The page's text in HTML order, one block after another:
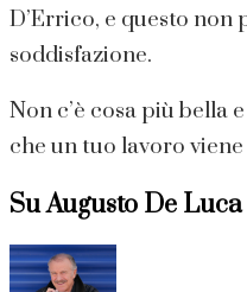
D’Errico, e questo
soddisfazione.
Non c’è cosa più bella
che un tuo lavoro
Su Augusto De Luca